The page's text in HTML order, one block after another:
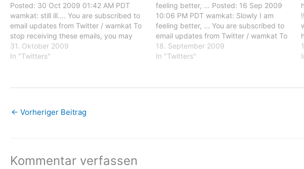
Posted: 30 Oct 2009 01:42 AM PDT
wamkat: still ill.... You are subscribed to
email updates from Twitter / wamkat To
stop receiving these emails, you may
unsubscribe now. Email delivery
powered by Google Google Inc., 20
31. Oktober 2009
In "Twitters"
feeling better, ... Posted: 16 Sep 2009
10:06 PM PDT wamkat: Slowly I am
feeling better, ... You are subscribed to
email updates from Twitter / wamkat To
stop receiving these emails, you may
unsubscribe now. Email delivery
18. September 2009
In "Twitters"
← Vorheriger Beitrag
Kommentar verfassen